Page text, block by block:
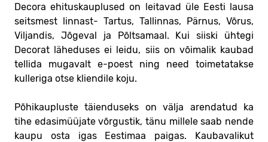
Decora ehituskauplused on leitavad üle Eesti lausa
seitsmest linnast- Tartus, Tallinnas, Pärnus, Võrus,
Viljandis, Jõgeval ja Põltsamaal. Kui siiski ühtegi
Decorat läheduses ei leidu, siis on võimalik kaubad
tellida mugavalt e-poest ning need toimetatakse
kulleriga otse kliendile koju.
Põhikaupluste täienduseks on välja arendatud ka
tihe edasimüüjate võrgustik, tänu millele saab nende
kaupu osta igas Eestimaa paigas. Kaubavalikut